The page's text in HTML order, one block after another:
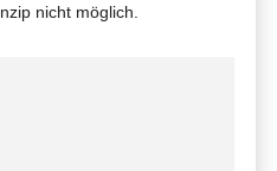
nicht möglich.